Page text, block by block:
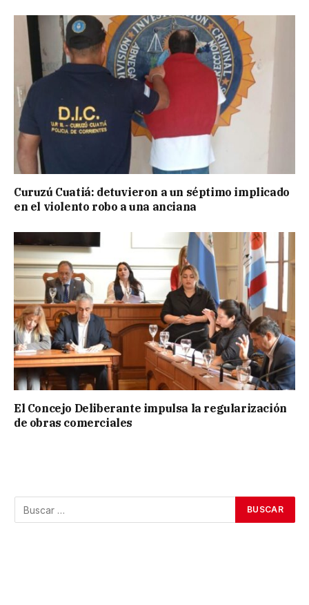
Curuzú Cuatiá: detuvieron a un séptimo implicado
en el violento robo a una anciana
El Concejo Deliberante impulsa la regularización
de obras comerciales